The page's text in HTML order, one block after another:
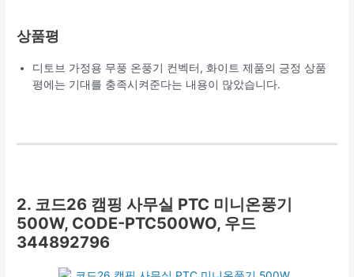
상품평
디토브 가정용 무풍 온풍기 컨벡터, 화이트 제품의 긍정 상품
평에는 기대를 충족시켜준다는 내용이 많았습니다.
2. 코드26 캠핑 사무실 PTC 미니온풍기
500W, CODE-PTC500WO, 우드
344892796